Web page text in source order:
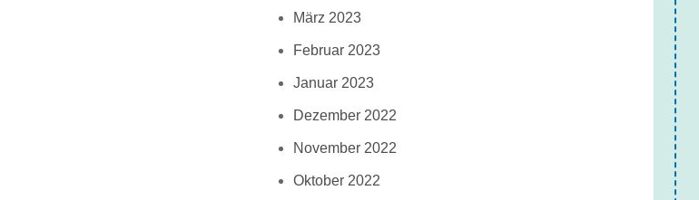
März 2023
Februar 2023
Januar 2023
Dezember 2022
November 2022
Oktober 2022